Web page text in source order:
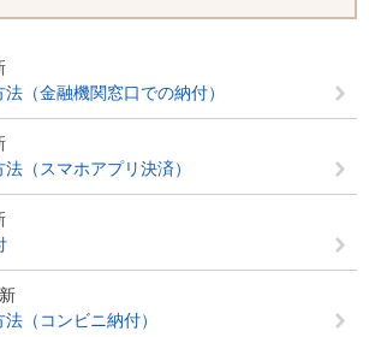
（金融機関窓口での納付）
（スマホアプリ決済）
（コンビニ納付）